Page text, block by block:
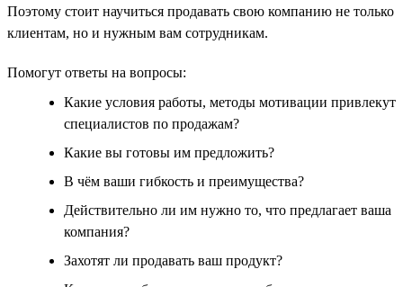
Поэтому стоит научиться продавать свою компанию не только
клиентам, но и нужным вам сотрудникам.
Помогут ответы на вопросы:
Какие условия работы, методы мотивации привлекут
специалистов по продажам?
Какие вы готовы им предложить?
В чём ваши гибкость и преимущества?
Действительно ли им нужно то, что предлагает ваша
компания?
Захотят ли продавать ваш продукт?